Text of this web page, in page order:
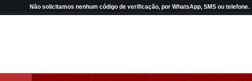
Não solicitamos nenhum código de verificação, por WhatsApp, SMS ou telefone.